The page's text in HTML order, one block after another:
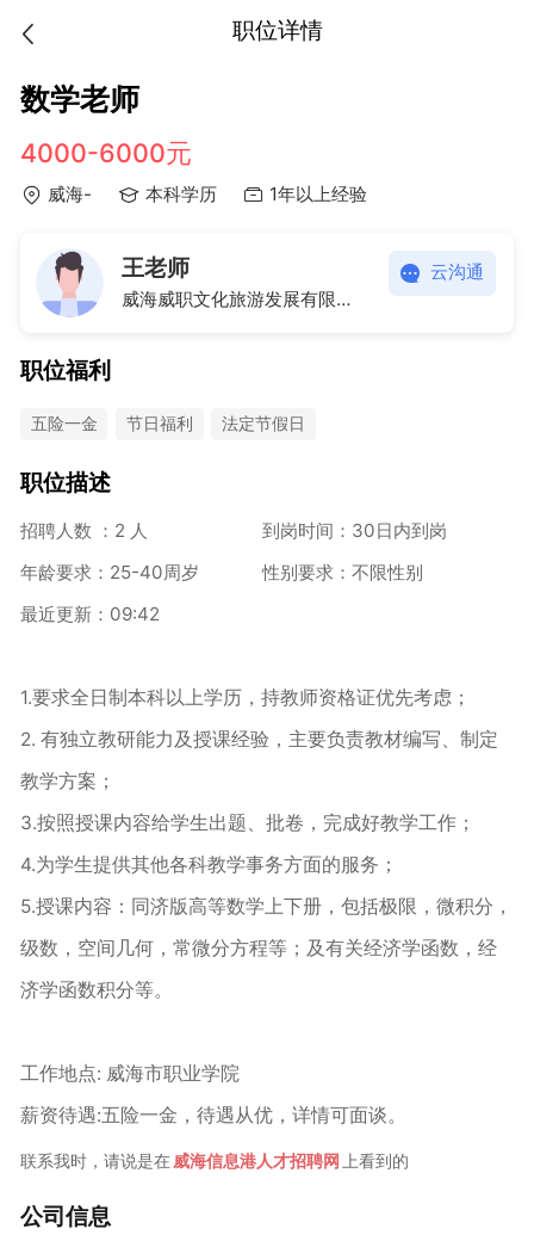
职位详情
数学老师
4000-6000元
威海- 本科学历 1年以上经验
王老师
威海威职文化旅游发展有限公司
云沟通
职位福利
五险一金 节日福利 法定节假日
职位描述
招聘人数 ：2 人
到岗时间：30日内到岗
年龄要求：25-40周岁
性别要求：不限性别
最近更新：09:42
1.要求全日制本科以上学历，持教师资格证优先考虑；
2. 有独立教研能力及授课经验，主要负责教材编写、制定
教学方案；
3.按照授课内容给学生出题、批卷，完成好教学工作；
4.为学生提供其他各科教学事务方面的服务；
5.授课内容：同济版高等数学上下册，包括极限，微积分，
级数，空间几何，常微分方程等；及有关经济学函数，经
济学函数积分等。
工作地点: 威海市职业学院
薪资待遇:五险一金，待遇从优，详情可面谈。
联系我时，请说是在 威海信息港人才招聘网 上看到的
公司信息